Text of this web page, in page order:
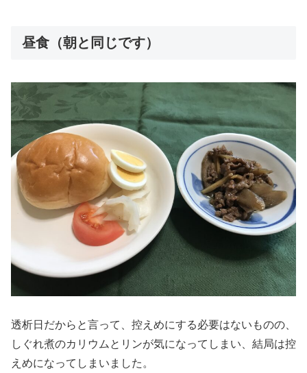
昼食（朝と同じです）
透析日だからと言って、控えめにする必要はないものの、
しぐれ煮のカリウムとリンが気になってしまい、結局は控
えめになってしまいました。